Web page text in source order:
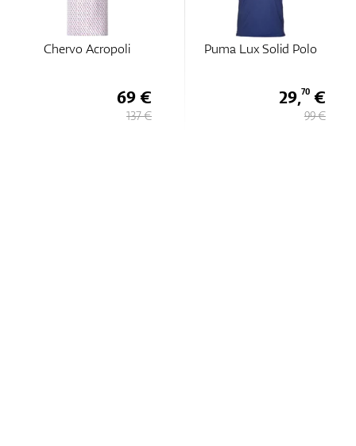
Entfernungsmesser & GPS
Chervo Acropoli
69 €
137 €
Puma Lux Solid Polo
29,70€
99 €